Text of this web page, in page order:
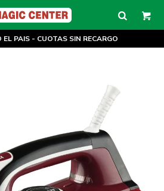
PAIS - CUOTAS SIN RECARGO